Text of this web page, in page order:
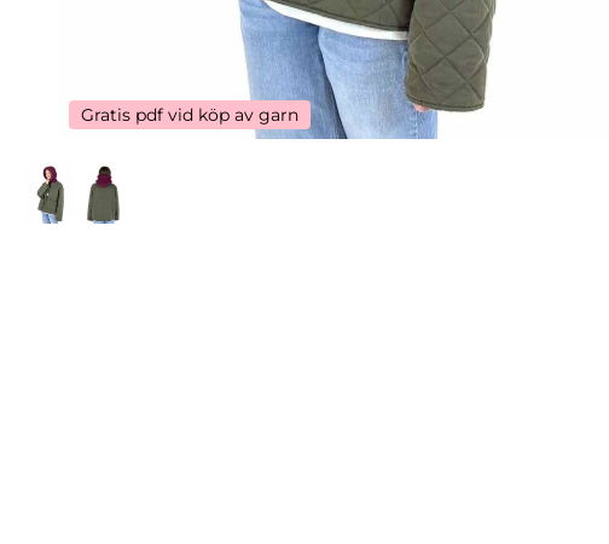
Gratis pdf vid köp av garn
Gratis pdf vid köp av garn